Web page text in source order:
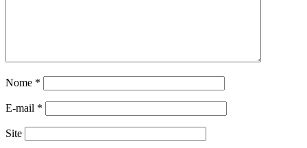
Nome *
E-mail *
Site